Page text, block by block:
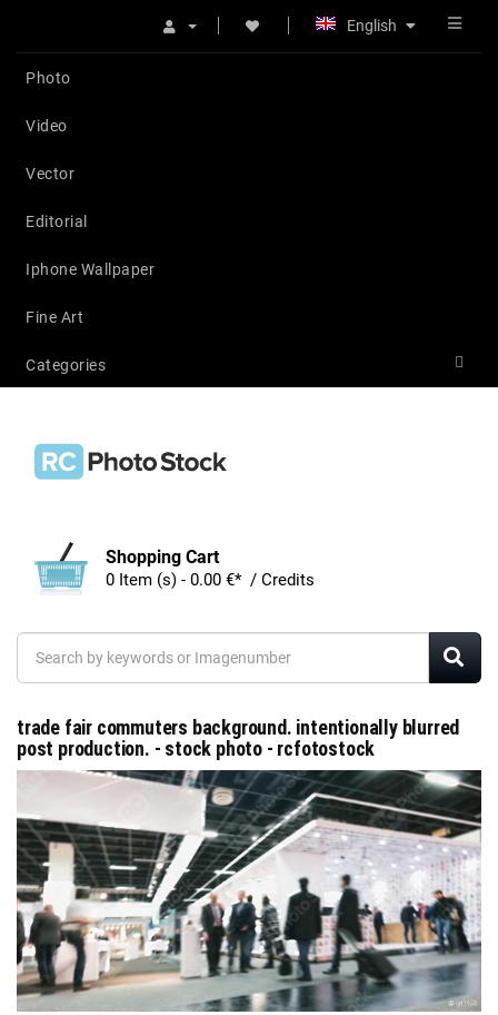
English
Photo
Video
Vector
Editorial
Iphone Wallpaper
Fine Art
Categories
Shopping Cart
0 Item (s) - 0.00 €* / Credits
trade fair commuters background. intentionally blurred
post production. - stock photo - rcfotostock